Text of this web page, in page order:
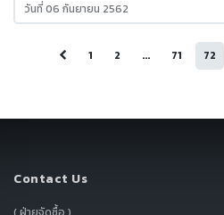
วันที่ 06 กันยายน 2562
1 2 ... 71 72
Contact Us